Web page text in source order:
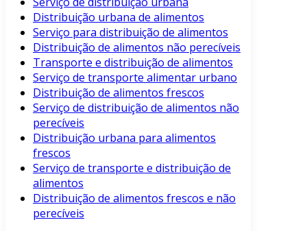
Distribuição urbana de alimentos
Serviço para distribuição de alimentos
Distribuição de alimentos não perecíveis
Transporte e distribuição de alimentos
Serviço de transporte alimentar urbano
Distribuição de alimentos frescos
Serviço de distribuição de alimentos não
perecíveis
Distribuição urbana para alimentos
frescos
Serviço de transporte e distribuição de
alimentos
Distribuição de alimentos frescos e não
perecíveis